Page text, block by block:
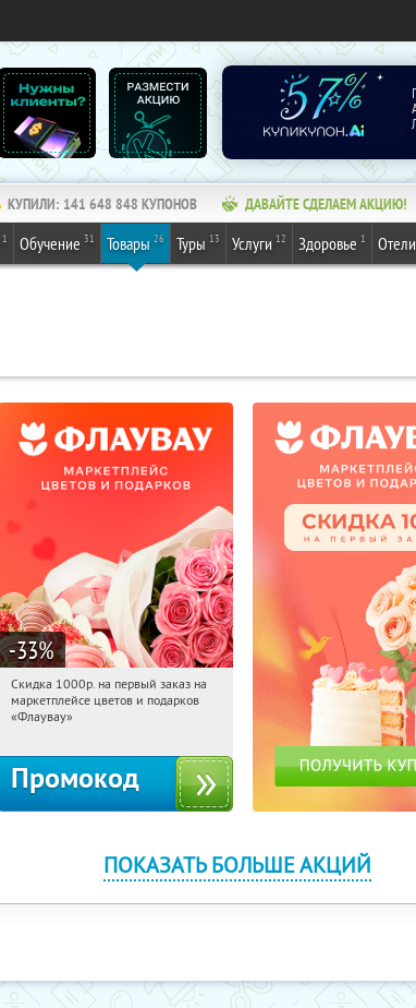
КУПИЛИ: 141 648 848 КУПОНОВ ДАВАЙТЕ СДЕЛАЕМ АКЦИЮ!
1 Обучение 31 Товары 26 Туры 13 Услуги 12 Здоровье 1 Отели
-33%
04:16:32 Получили:
Россия
Скидка 1000р. на первый заказ на
маркетплейсе цветов и подарков
«Флаувау»
Промокод
ПОКАЗАТЬ БОЛЬШЕ АКЦИЙ